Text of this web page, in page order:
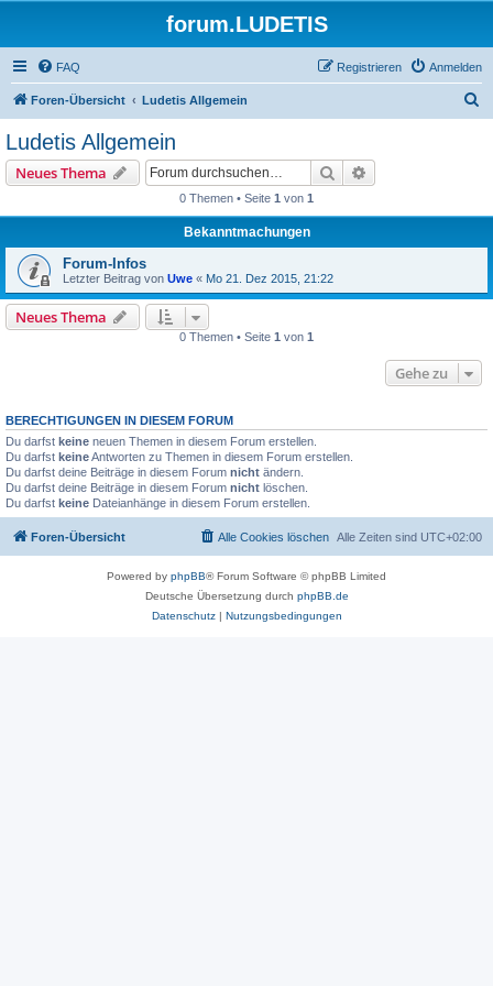
forum.LUDETIS
FAQ Anmelden
Registrieren
Foren-Übersicht Ludetis Allgemein
Ludetis Allgemein
Neues Thema Suche
0 Themen • Seite 1 von 1
Bekanntmachungen
Forum-Infos
Letzter Beitrag von Uwe « Mo 21. Dez 2015, 21:22
Neues Thema
0 Themen • Seite 1 von 1
Gehe zu
BERECHTIGUNGEN IN DIESEM FORUM
Du darfst keine neuen Themen in diesem Forum erstellen.
Du darfst keineAntworten zu Themen in diesem Forum erstellen.
Du darfst deine Beiträge in diesem Forum nicht ändern.
Du darfst deine Beiträge in diesem Forum nicht löschen.
Du darfst keine Dateianhänge in diesem Forum erstellen.
Foren-Übersicht Alle Zeiten sind UTC+02:00
Alle Cookies löschen
Powered by phpBB® Forum Software © phpBB Limited
Deutsche Übersetzung durch phpBB.de
Datenschutz| Nutzungsbedingungen